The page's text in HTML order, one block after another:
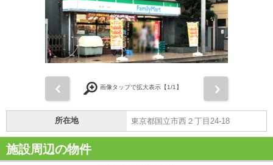
画像タップで拡大表示【1/1】
所在地 東京都国立市西２丁目24-18
施設周辺の物件